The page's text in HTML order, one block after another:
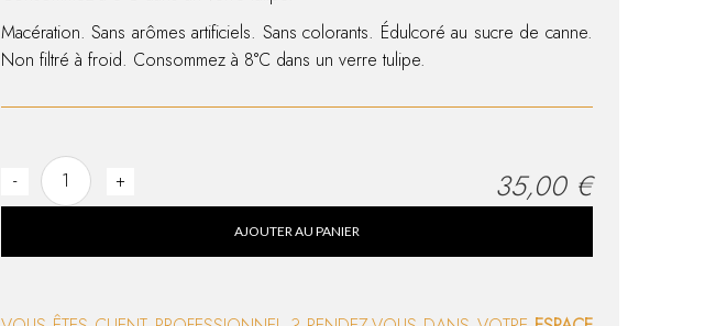
Macération. Sans arômes artificiels. Sans colorants. Édulcoré au sucre de canne.
Non filtré à froid. Consommez à 8°C dans un verre tulipe.
Liqueur de pomme quantity
- + 35,00 €
AJOUTER AU PANIER